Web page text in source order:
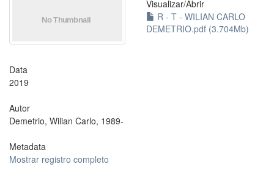
Visualizar/Abrir
R - T - WILIAN CARLO
DEMETRIO.pdf (3.704Mb)
Data
2019
Autor
Demetrio, Wilian Carlo, 1989-
Metadata
Mostrar registro completo